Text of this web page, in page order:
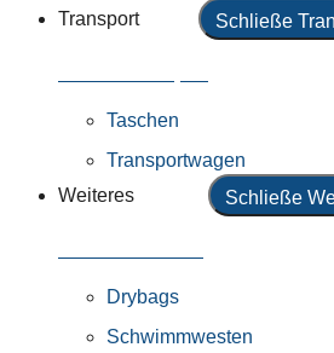
Transport
Schließe
Taschen
Transportwagen
Weiteres
Schließe
Drybags
Schwimmwesten